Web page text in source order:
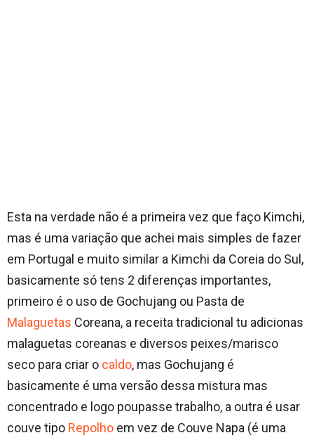
Esta na verdade não é a primeira vez que faço Kimchi,
mas é uma variação que achei mais simples de fazer
em Portugal e muito similar a Kimchi da Coreia do Sul,
basicamente só tens 2 diferenças importantes,
primeiro é o uso de Gochujang ou Pasta de
Malaguetas Coreana, a receita tradicional tu adicionas
malaguetas coreanas e diversos peixes/marisco
seco para criar o caldo, mas Gochujang é
basicamente é uma versão dessa mistura mas
concentrado e logo poupasse trabalho, a outra é usar
couve tipo Repolho em vez de Couve Napa (é uma